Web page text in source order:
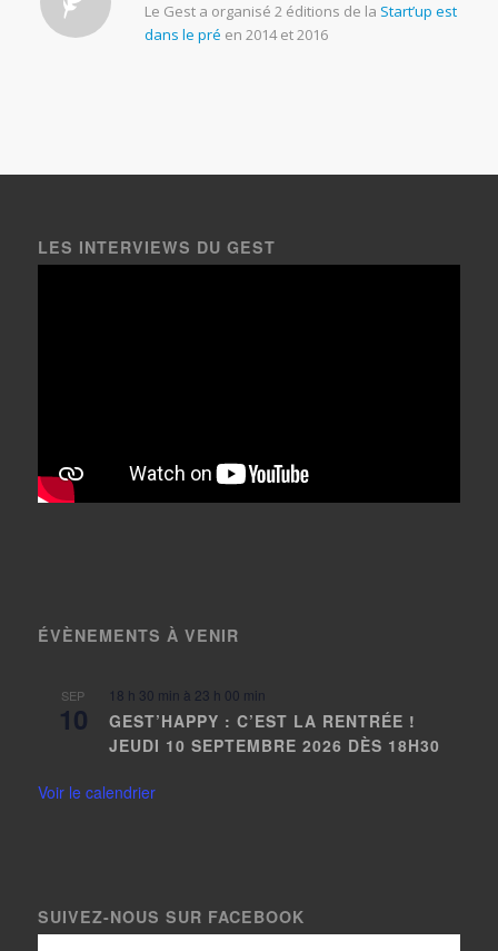
Le Gest a organisé 2 éditions de la Start’up est
dans le pré en 2014 et 2016
LES INTERVIEWS DU GEST
ÉVÈNEMENTS À VENIR
SEP
10
18 h 30 min à 23 h 00 min
GEST’HAPPY : C’EST LA RENTRÉE !
JEUDI 10 SEPTEMBRE 2026 DÈS 18H30
Voir le calendrier
SUIVEZ-NOUS SUR FACEBOOK